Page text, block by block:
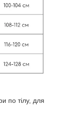
по тілу, для